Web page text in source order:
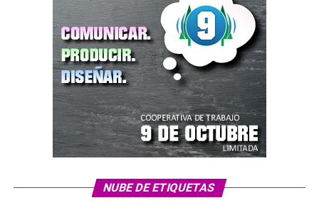
NUBE DE ETIQUETAS